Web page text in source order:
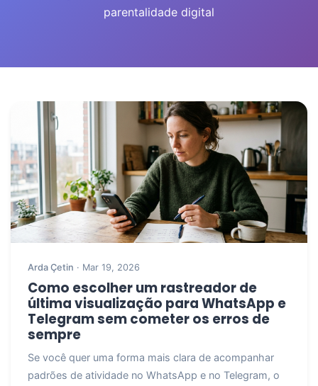
parentalidade digital
Arda Çetin · Mar 19, 2026
Como escolher um rastreador de
última visualização para WhatsApp e
Telegram sem cometer os erros de
sempre
Se você quer uma forma mais clara de acompanhar
padrões de atividade no WhatsApp e no Telegram, o